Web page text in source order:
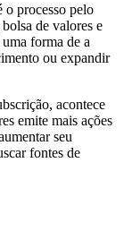
processo pelo
de valores e
forma de a
ou expandir
acontece
emite mais ações
seu
fontes de